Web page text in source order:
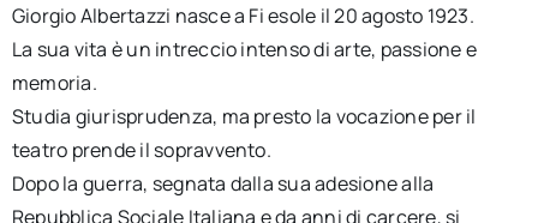
Giorgio Albertazzi nasce a Fi esole il 20 agosto 1923.
La sua vita è un intreccio intenso di arte, passione e
memoria.
Studia giurisprudenza, ma presto la vocazione per il
teatro prende il sopravvento.
Dopo la guerra, segnata dalla sua adesione alla
Repubblica Sociale Italiana e da anni di carcere, si